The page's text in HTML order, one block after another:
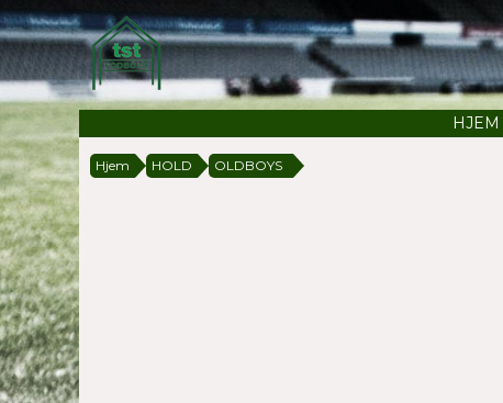
HJEM
Hjem HOLD OLDBOYS